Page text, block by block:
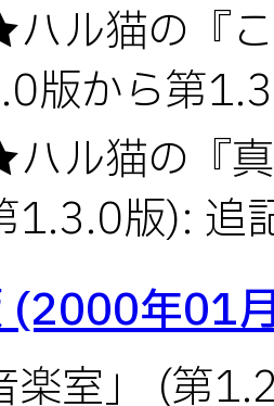
ハル猫の『
版から第
ハル猫の『
1.3.0版): 追
(2000年01
楽室」 (第